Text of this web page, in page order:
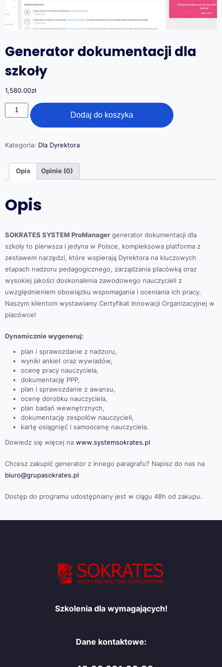
Generator dokumentacji dla
szkoły
1,580.00zł
ilość
Generator
dokumentacji
szkoły
Dodaj do koszyka
Kategoria: Dla Dyrektora
Opis Opinie (0)
Opis
SOKRATES SYSTEM ProManager generator dokumentacji dla
szkoły to pierwsza i jedyna w Polsce, kompleksowa platforma z
zestawem narzędzi, które wspierają Dyrektora na kluczowych
etapach nadzoru pedagogicznego, zarządzania placówką oraz
wysokiej jakości doskonalenia zawodowego nauczycieli z
uwzględnieniem obowiązku wspomagania i oceniania ich pracy.
Naszym klientom wystawiamy Certyfikat Innowacji Organizacyjnej w
placówce!
Dynamicznie wygeneruj:
plan i sprawozdanie z nadzoru,
wyniki ankiet oraz wywiadów,
ocenę pracy nauczyciela,
dokumentację PPP,
plan i sprawozdanie z awansu,
ocenę dorobku nauczyciela,
plan badań wewnętrznych,
dokumentację zespołów nauczycieli,
kartę osiągnięć i samoocenę nauczyciela.
Dowiedz się więcej na www.systemsokrates.pl
Chcesz zakupić generator z innego paragrafu? Napisz do nas na
biuro@grupasokrates.pl
Dostęp do programu udostępniany jest w ciągu 48h od zakupu.
Szkolenia dla wymagających!
Dane kontaktowe: